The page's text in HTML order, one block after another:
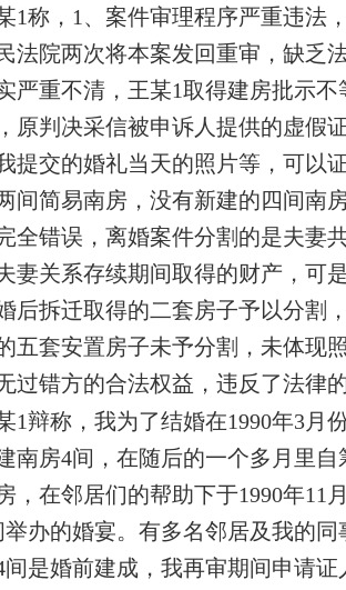
1称，1、案件审理程序严重违法
法院两次将本案发回重审，缺乏
严重不清，王某1取得建房批示不
原判决采信被申诉人提供的虚假
提交的婚礼当天的照片等，可以
间简易南房，没有新建的四间南
全错误，离婚案件分割的是夫妻
妻关系存续期间取得的财产，可
后拆迁取得的二套房子予以分割
五套安置房子未予分割，未体现
过错方的合法权益，违反了法律
1辩称，我为了结婚在1990年3月
南房4间，在随后的一个多月里自
，在邻居们的帮助下于1990年11
举办的婚宴。有多名邻居及我的同
间是婚前建成，我再审期间申请证